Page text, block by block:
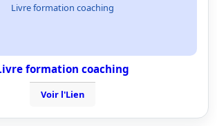
Livre formation coaching
formation coaching
Voir l'Lien